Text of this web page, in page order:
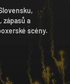
zápasů a
scény.